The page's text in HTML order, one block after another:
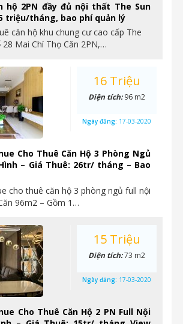
hộ 2PN đầy đủ nội thất The Sun
triệu/tháng, bao phí quản lý
căn hộ khu chung cư cao cấp The
28 Mai Chí Thọ Căn 2PN,…
Cho Thuê Căn Hộ 3 Phòng Ngủ
– Giá Thuê: 26tr/ tháng – Bao
cho thuê căn hộ 3 phòng ngủ full nội
96m2 – Gồm 1…
16 Triệu
Diện tích:96 m2
Ngày đăng: 17-03-2020
Cho Thuê Căn Hộ 2 PN Full Nội
15 Triệu
Diện tích:73 m2
Ngày đăng: 17-03-2020